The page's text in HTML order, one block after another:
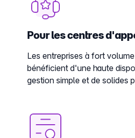
Pour les centres
Les entreprises à fort
bénéficient d'une haute
gestion simple et de solides